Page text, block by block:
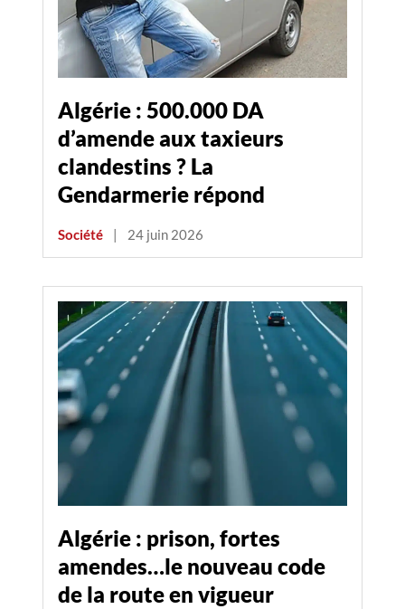
Algérie : 500.000 DA
d’amende aux taxieurs
clandestins ? La
Gendarmerie répond
Société | 24 juin 2026
Algérie : prison, fortes
amendes…le nouveau code
de la route en vigueur